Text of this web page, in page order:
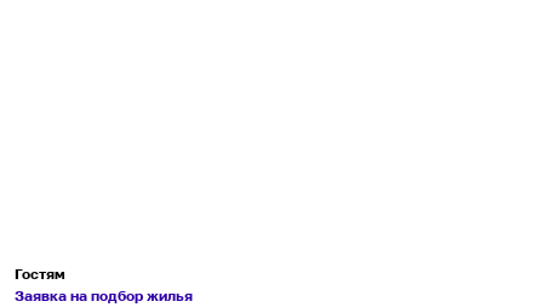
Гостям
Заявка на подбор жилья